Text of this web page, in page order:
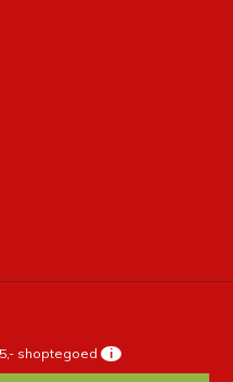
shoptegoed i